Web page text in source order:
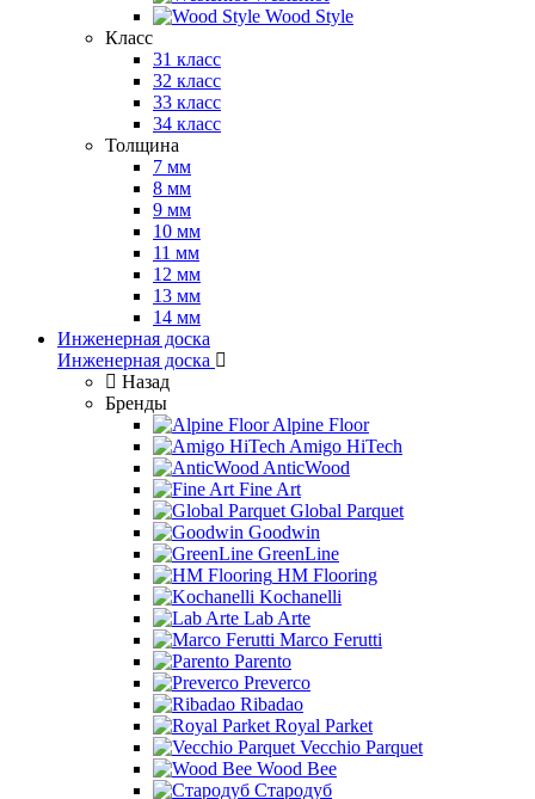
Wood Style
Класс
31 класс
32 класс
33 класс
34 класс
Толщина
7 мм
8 мм
9 мм
10 мм
11 мм
12 мм
13 мм
14 мм
Инженерная доска
Инженерная доска
Назад
Бренды
Alpine Floor
Amigo HiTech
AnticWood
Fine Art
Global Parquet
Goodwin
GreenLine
HM Flooring
Kochanelli
Lab Arte
Marco Ferutti
Parento
Preverco
Ribadao
Royal Parket
Vecchio Parquet
Wood Bee
Стародуб